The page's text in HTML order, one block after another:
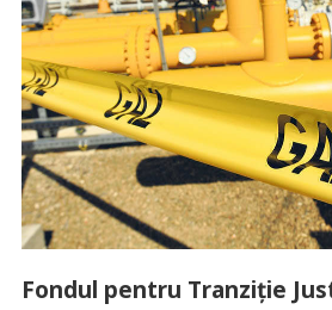
Fondul pentru Tranziție